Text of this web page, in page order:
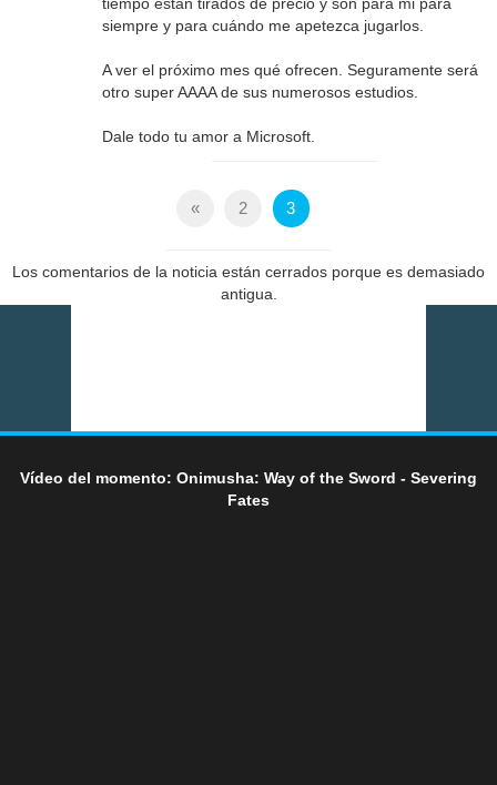
tiempo están tirados de precio y son para mi para
siempre y para cuándo me apetezca jugarlos.
A ver el próximo mes qué ofrecen. Seguramente será
otro super AAAA de sus numerosos estudios.
Dale todo tu amor a Microsoft.
« 2 3
Los comentarios de la noticia están cerrados porque es demasiado
antigua.
Vídeo del momento: Onimusha: Way of the Sword - Severing
Fates